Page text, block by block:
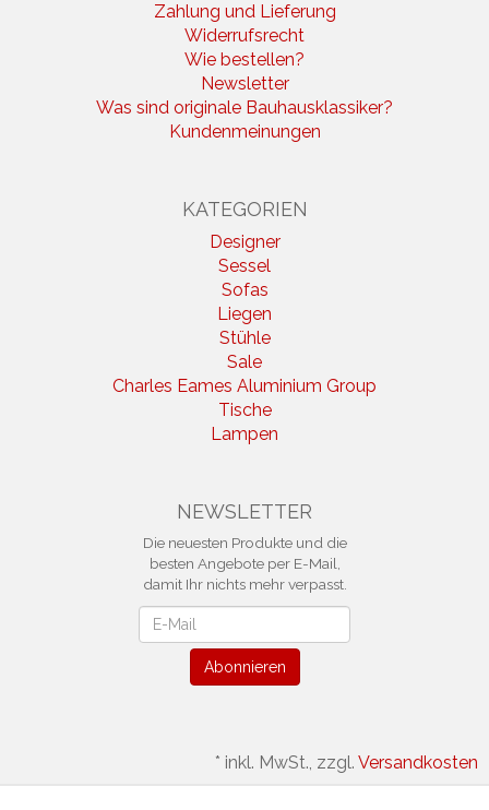
Zahlung und Lieferung
Widerrufsrecht
Wie bestellen?
Newsletter
Was sind originale Bauhausklassiker?
Kundenmeinungen
KATEGORIEN
Designer
Sessel
Sofas
Liegen
Stühle
Sale
Charles Eames Aluminium Group
Tische
Lampen
NEWSLETTER
Die neuesten Produkte und die
besten Angebote per E-Mail,
damit Ihr nichts mehr verpasst.
Abonnieren
* inkl. MwSt., zzgl. Versandkosten